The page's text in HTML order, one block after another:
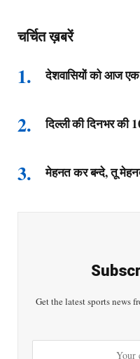
चर्चित ख़बरें
देशवासियों को आज
दिल्ली की दिनभर की
मेहनत कर बन्दे, तू
Get the latest sports news